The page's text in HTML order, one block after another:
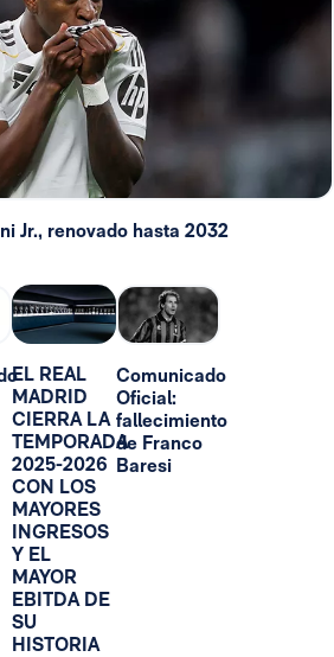
Jr., renovado hasta 2032
EL REAL
MADRID
CIERRA LA
TEMPORADA
2025-2026
CON LOS
MAYORES
INGRESOS
Y EL
MAYOR
EBITDA DE
SU
HISTORIA
Comunicado
Oficial:
fallecimiento
de Franco
Baresi